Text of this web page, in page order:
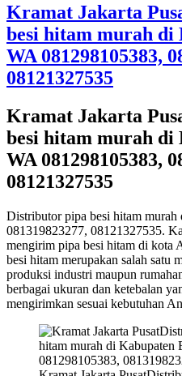
Kramat Jakarta
besi hitam murah di
WA 081298105383,
08121327535
Kramat Jakarta
besi hitam murah di
WA 081298105383,
08121327535
Distributor pipa besi hitam
081319823277, 08121327535.
mengirim pipa besi hitam di kota
besi hitam merupakan salah satu
produksi industri maupun
berbagai ukuran dan ketebalan
mengirimkan sesuai kebutuhan